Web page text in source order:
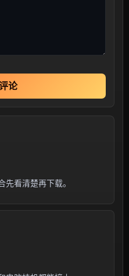
论
看清楚再下载。